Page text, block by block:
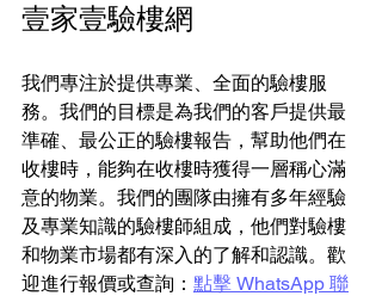
壹家壹驗樓網
我們專注於提供專業、全面的驗樓服
務。我們的目標是為我們的客戶提供最
準確、最公正的驗樓報告，幫助他們在
收樓時，能夠在收樓時獲得一層稱心滿
意的物業。我們的團隊由擁有多年經驗
及專業知識的驗樓師組成，他們對驗樓
和物業市場都有深入的了解和認識。歡
迎進行報價或查詢： 點擊 WhatsApp 聯